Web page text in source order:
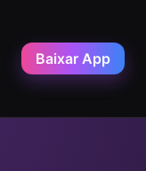
Baixar App